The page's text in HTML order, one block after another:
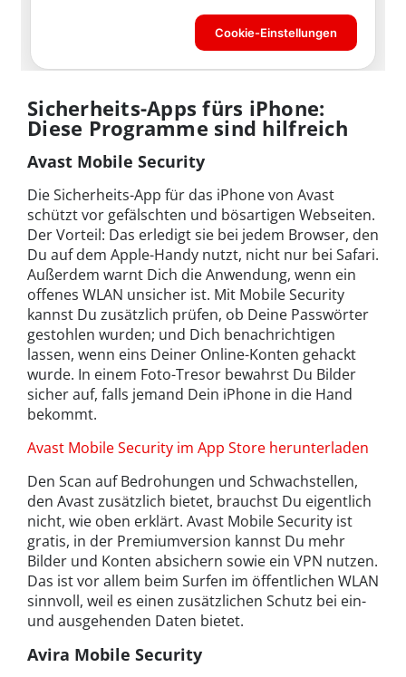
Sicherheits-Apps fürs iPhone:
Diese Programme sind hilfreich
Avast Mobile Security
Die Sicherheits-App für das iPhone von Avast
schützt vor gefälschten und bösartigen Webseiten.
Der Vorteil: Das erledigt sie bei jedem Browser, den
Du auf dem Apple-Handy nutzt, nicht nur bei Safari.
Außerdem warnt Dich die Anwendung, wenn ein
offenes WLAN unsicher ist. Mit Mobile Security
kannst Du zusätzlich prüfen, ob Deine Passwörter
gestohlen wurden; und Dich benachrichtigen
lassen, wenn eins Deiner Online-Konten gehackt
wurde. In einem Foto-Tresor bewahrst Du Bilder
sicher auf, falls jemand Dein iPhone in die Hand
bekommt.
Avast Mobile Security im App Store herunterladen
Den Scan auf Bedrohungen und Schwachstellen,
den Avast zusätzlich bietet, brauchst Du eigentlich
nicht, wie oben erklärt. Avast Mobile Security ist
gratis, in der Premiumversion kannst Du mehr
Bilder und Konten absichern sowie ein VPN nutzen.
Das ist vor allem beim Surfen im öffentlichen WLAN
sinnvoll, weil es einen zusätzlichen Schutz bei ein-
und ausgehenden Daten bietet.
Avira Mobile Security